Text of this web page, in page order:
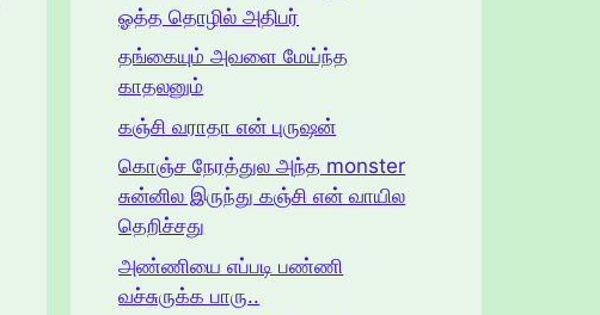
ஓத்த தொழில் அதிபர்
தங்கையும் அவளை மேய்ந்த
காதலனும்
கஞ்சி வராதா என் புருஷன்
கொஞ்ச நேரத்துல அந்த monster
சுன்னில இருந்து கஞ்சி என் வாயில
தெறிச்சது
அண்ணியை எப்படி பண்ணி
வச்சுருக்க பாரு..